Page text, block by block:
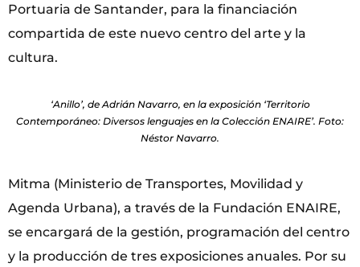
Portuaria de Santander, para la financiación
compartida de este nuevo centro del arte y la
cultura.
‘Anillo’, de Adrián Navarro, en la exposición ‘Territorio
Contemporáneo: Diversos lenguajes en la Colección ENAIRE’. Foto:
Néstor Navarro.
Mitma (Ministerio de Transportes, Movilidad y
Agenda Urbana), a través de la Fundación ENAIRE,
se encargará de la gestión, programación del centro
y la producción de tres exposiciones anuales. Por su